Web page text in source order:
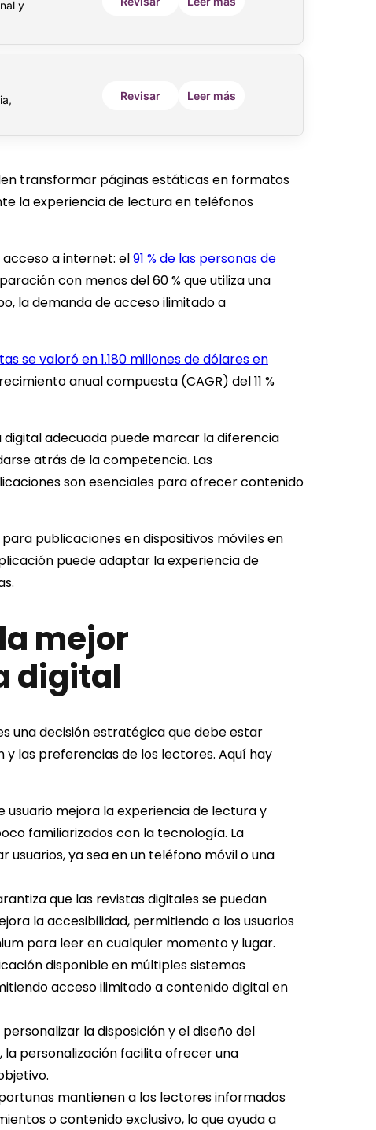
y
Revisar Leer más
transformar páginas estáticas en formatos
la experiencia de lectura en teléfonos
a internet: el91 % de las personas de
con menos del 60 % que utiliza una
la demanda de acceso ilimitado a
se valoró en 1.180 millones de dólares en
anual compuesta (CAGR) del 11 %
adecuada puede marcar la diferencia
atrás de la competencia. Las
son esenciales para ofrecer contenido
publicaciones en dispositivos móviles en
puede adaptar la experiencia de
mejor
digital
una decisión estratégica que debe estar
las preferencias de los lectores. Aquí hay
usuario mejora la experiencia de lectura y
familiarizados con la tecnología. La
ya sea en un teléfono móvil o una
que las revistas digitales se puedan
la accesibilidad, permitiendo a los usuarios
para leer en cualquier momento y lugar.
disponible en múltiples sistemas
acceso ilimitado a contenido digital en
la disposición y el diseño del
personalización facilita ofrecer una
mantienen a los lectores informados
o contenido exclusivo, lo que ayuda a